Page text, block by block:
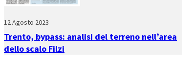
12 Agosto 2023
Trento, bypass: analisi del terreno nell’area
dello scalo Filzi